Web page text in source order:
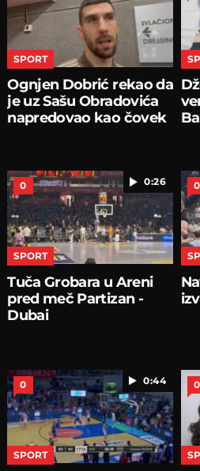
SPORT
Ognjen Dobrić rekao da
je uz Sašu Obradovića
napredovao kao čovek
0:26
0
SPORT
Tuča Grobara u Areni
pred meč Partizan -
Dubai
0
0:44
0
SPORT
0